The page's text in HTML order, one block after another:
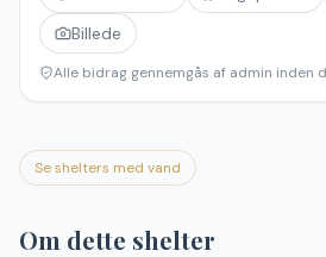
Billede
Alle bidrag gennemgås af admin inden
Se shelters med vand
Om dette shelter